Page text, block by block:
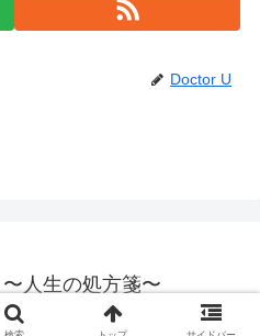
Doctor U
人生の処方箋〜
〜人生の処方箋〜.